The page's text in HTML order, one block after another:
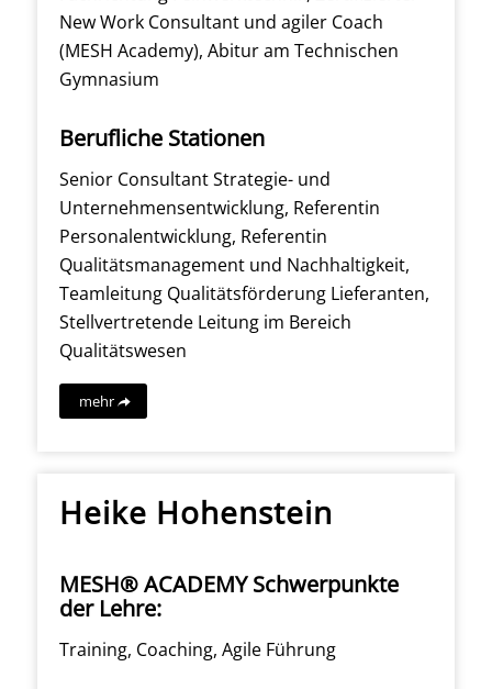
New Work Consultant und agiler Coach
(MESH Academy), Abitur am Technischen
Gymnasium
Berufliche Stationen
Senior Consultant Strategie- und
Unternehmensentwicklung, Referentin
Personalentwicklung, Referentin
Qualitätsmanagement und Nachhaltigkeit,
Teamleitung Qualitätsförderung Lieferanten,
Stellvertretende Leitung im Bereich
Qualitätswesen
mehr
Heike Hohenstein
MESH® ACADEMY Schwerpunkte
der Lehre:
Training, Coaching, Agile Führung